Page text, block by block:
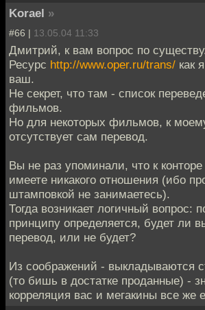
Korael »
#66 | 13.05.04 11:33
Дмитрий, к вам вопрос по
Ресурс http://www.oper.ru/trans/ как
ваш.
Не секрет, что там - список
фильмов.
Но для некоторых фильмов, к
отсутствует сам перевод.
Вы не раз упоминали, что к
имеете никакого отношения (ибо
штамповкой не занимаетесь).
Тогда возникает логичный вопрос:
принципу определяется, будет ли
перевод, или не будет?
Из соображений - выкладываются
(то бишь в достатке проданные) -
корреляция вас и мегакины все же